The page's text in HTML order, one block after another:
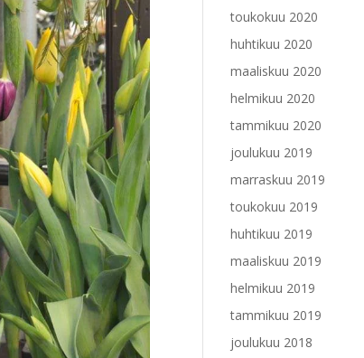
toukokuu 2020
huhtikuu 2020
maaliskuu 2020
helmikuu 2020
tammikuu 2020
joulukuu 2019
marraskuu 2019
toukokuu 2019
huhtikuu 2019
maaliskuu 2019
helmikuu 2019
tammikuu 2019
joulukuu 2018